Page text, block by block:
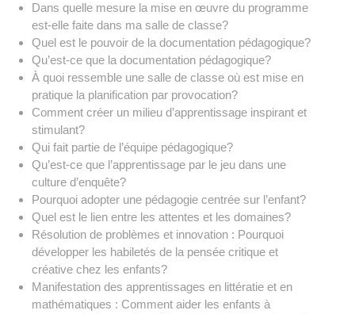
Dans quelle mesure la mise en œuvre du programme
est-elle faite dans ma salle de classe?
Quel est le pouvoir de la documentation pédagogique?
Qu’est-ce que la documentation pédagogique?
À quoi ressemble une salle de classe où est mise en
pratique la planification par provocation?
Comment créer un milieu d’apprentissage inspirant et
stimulant?
Qui fait partie de l’équipe pédagogique?
Qu’est-ce que l’apprentissage par le jeu dans une
culture d’enquête?
Pourquoi adopter une pédagogie centrée sur l’enfant?
Quel est le lien entre les attentes et les domaines?
Résolution de problèmes et innovation : Pourquoi
développer les habiletés de la pensée critique et
créative chez les enfants?
Manifestation des apprentissages en littératie et en
mathématiques : Comment aider les enfants à